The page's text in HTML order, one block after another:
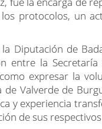
protocolos, un
Diputación de
entre la
expresar la
de Valverde de
y experiencia
de sus